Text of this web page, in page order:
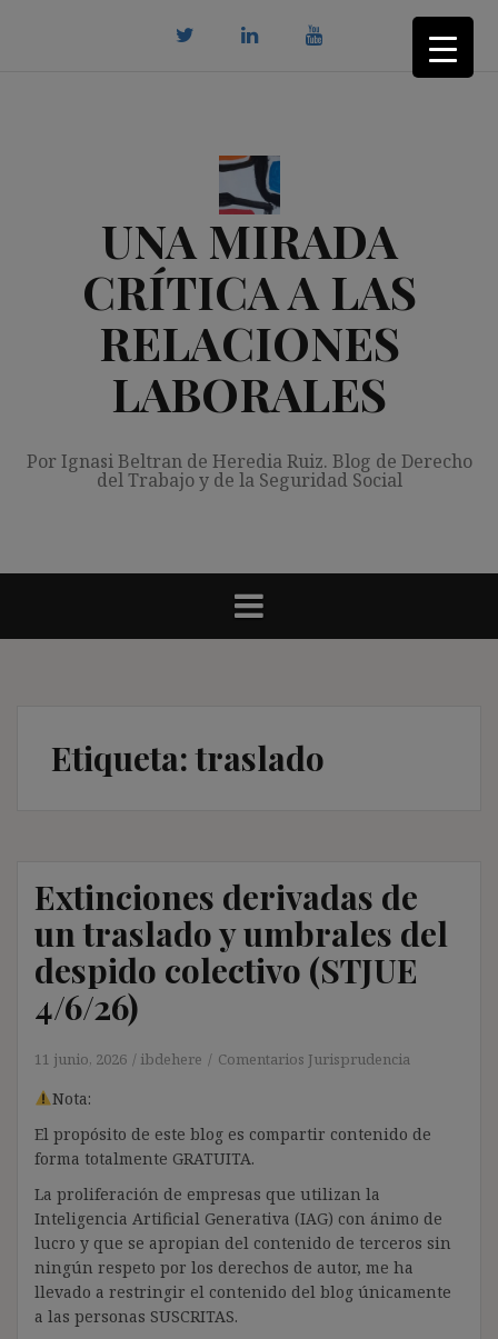
UNA MIRADA
CRÍTICA A LAS
RELACIONES
LABORALES
Por Ignasi Beltran de Heredia Ruiz. Blog de Derecho
del Trabajo y de la Seguridad Social
Etiqueta:traslado
Extinciones derivadas de
un traslado y umbrales del
despido colectivo (STJUE
4/6/26)
11 junio, 2026 ibdehere Comentarios Jurisprudencia
Nota:
El propósito de este blog es compartir contenido de
forma totalmente GRATUITA.
La proliferación de empresas que utilizan la
Inteligencia Artificial Generativa (IAG) con ánimo de
lucro y que se apropian del contenido de terceros sin
ningún respeto por los derechos de autor, me ha
llevado a restringir el contenido del blog únicamente
a las personas SUSCRITAS.